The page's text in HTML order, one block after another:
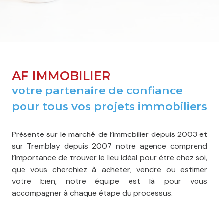
AF IMMOBILIER
votre partenaire de confiance
pour tous vos projets immobiliers
Présente sur le marché de l’immobilier depuis 2003 et
sur Tremblay depuis 2007 notre agence comprend
l’importance de trouver le lieu idéal pour être chez soi,
que vous cherchiez à acheter, vendre ou estimer
votre bien, notre équipe est là pour vous
accompagner à chaque étape du processus.